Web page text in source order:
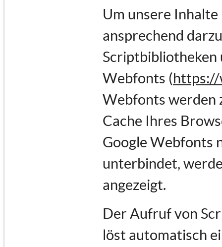
Um unsere
ansprechend
Scriptbibliotheken
Webfonts (https://
Webfonts werden
Cache Ihres
Google Webfonts
unterbindet,
angezeigt.
Der Aufruf von
löst automatisch